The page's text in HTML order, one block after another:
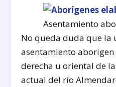
Asentamiento
No queda duda que la
asentamiento
derecha u oriental de
actual del río